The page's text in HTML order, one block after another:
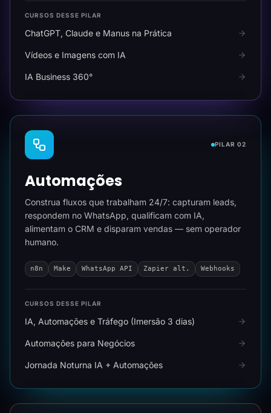
CURSOS DESSE PILAR
ChatGPT, Claude e Manus na Prática
Vídeos e Imagens com IA
IA Business 360°
PILAR 02
Automações
Construa fluxos que trabalham 24/7: capturam leads,
respondem no WhatsApp, qualificam com IA,
alimentam o CRM e disparam vendas — sem operador
humano.
n8n Make WhatsApp API Zapier alt. Webhooks
CURSOS DESSE PILAR
IA, Automações e Tráfego (Imersão 3 dias)
Automações para Negócios
Jornada Noturna IA + Automações